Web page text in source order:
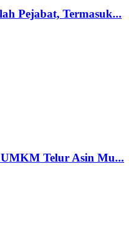
Pejabat, Termasuk...
Telur Asin Mu...